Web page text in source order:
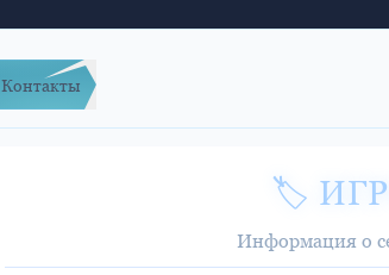
Контакты
🏷️
Информация о